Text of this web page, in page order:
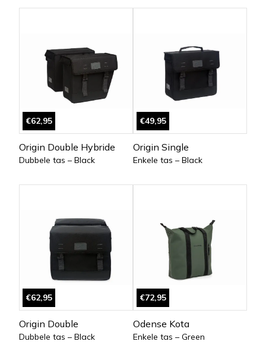
€62,95
Origin Double Hybride
Dubbele tas – Black
€49,95
Origin Single
Enkele tas – Black
€62,95
Origin Double
Dubbele tas – Black
€72,95
Odense Kota
Enkele tas – Green